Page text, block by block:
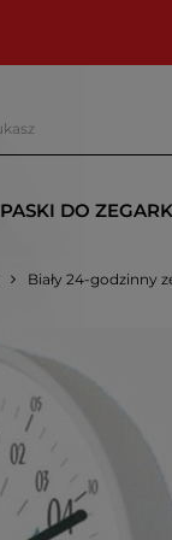
PASKI DO
Biały 24-godzinny